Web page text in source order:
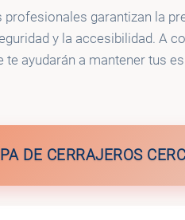
garantizan la
y la accesibilidad. A
ayudarán a mantener tus
DE CERRAJEROS